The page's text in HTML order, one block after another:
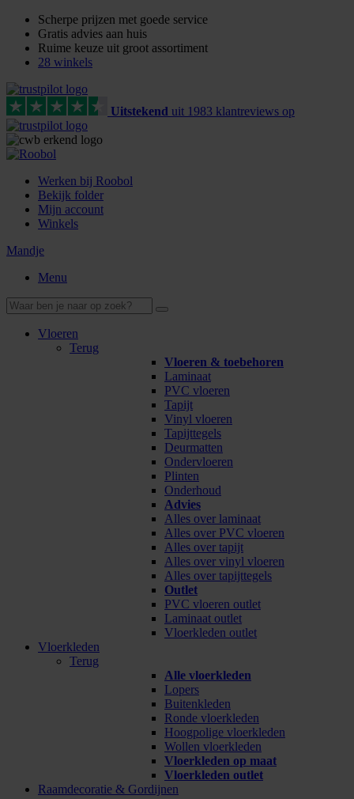
Scherpe prijzen met goede service
Gratis advies aan huis
Ruime keuze uit groot assortiment
28 winkels
Uitstekend uit 1983 klantreviews op
Werken bij Roobol
Bekijk folder
Mijn account
Winkels
Mandje
Menu
Vloeren
Terug
Vloeren & toebehoren
Laminaat
PVC vloeren
Tapijt
Vinyl vloeren
Tapijttegels
Deurmatten
Ondervloeren
Plinten
Onderhoud
Advies
Alles over laminaat
Alles over PVC vloeren
Alles over tapijt
Alles over vinyl vloeren
Alles over tapijttegels
Outlet
PVC vloeren outlet
Laminaat outlet
Vloerkleden outlet
Vloerkleden
Terug
Alle vloerkleden
Lopers
Buitenkleden
Ronde vloerkleden
Hoogpolige vloerkleden
Wollen vloerkleden
Vloerkleden op maat
Vloerkleden outlet
Raamdecoratie & Gordijnen